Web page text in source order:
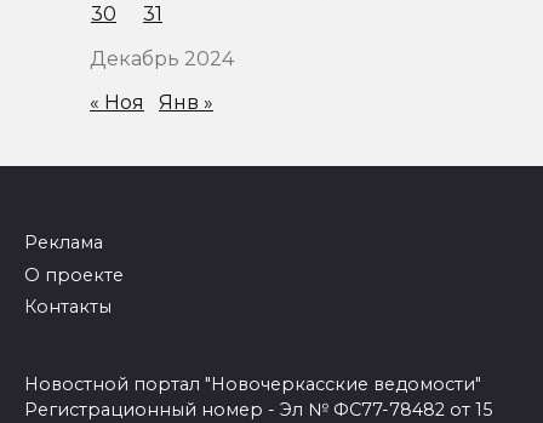
Декабрь 2024
30
31
« Ноя Янв »
Реклама
О проекте
Контакты
Новостной портал "Новочеркасские ведомости"
Регистрационный номер - Эл № ФС77-78482 от 15